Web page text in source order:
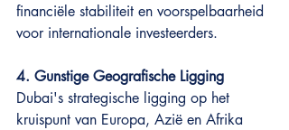
financiële stabiliteit en voorspelbaarheid
voor internationale investeerders.
4. Gunstige Geografische Ligging
Dubai's strategische ligging op het
kruispunt van Europa, Azië en Afrika